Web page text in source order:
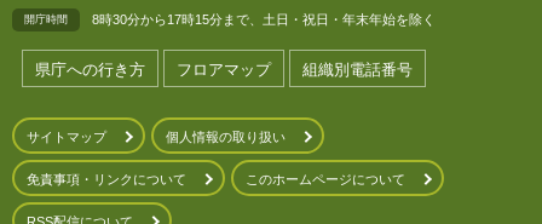
開庁時間 8時30分から17時15分まで、土日・祝日・年末年始を除く
県庁への行き方 フロアマップ 組織別電話番号
サイトマップ 個人情報の取り扱い
免責事項・リンクについて このホームページについて